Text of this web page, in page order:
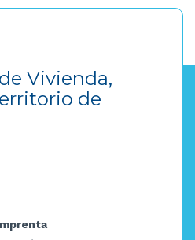
Vivienda,
de